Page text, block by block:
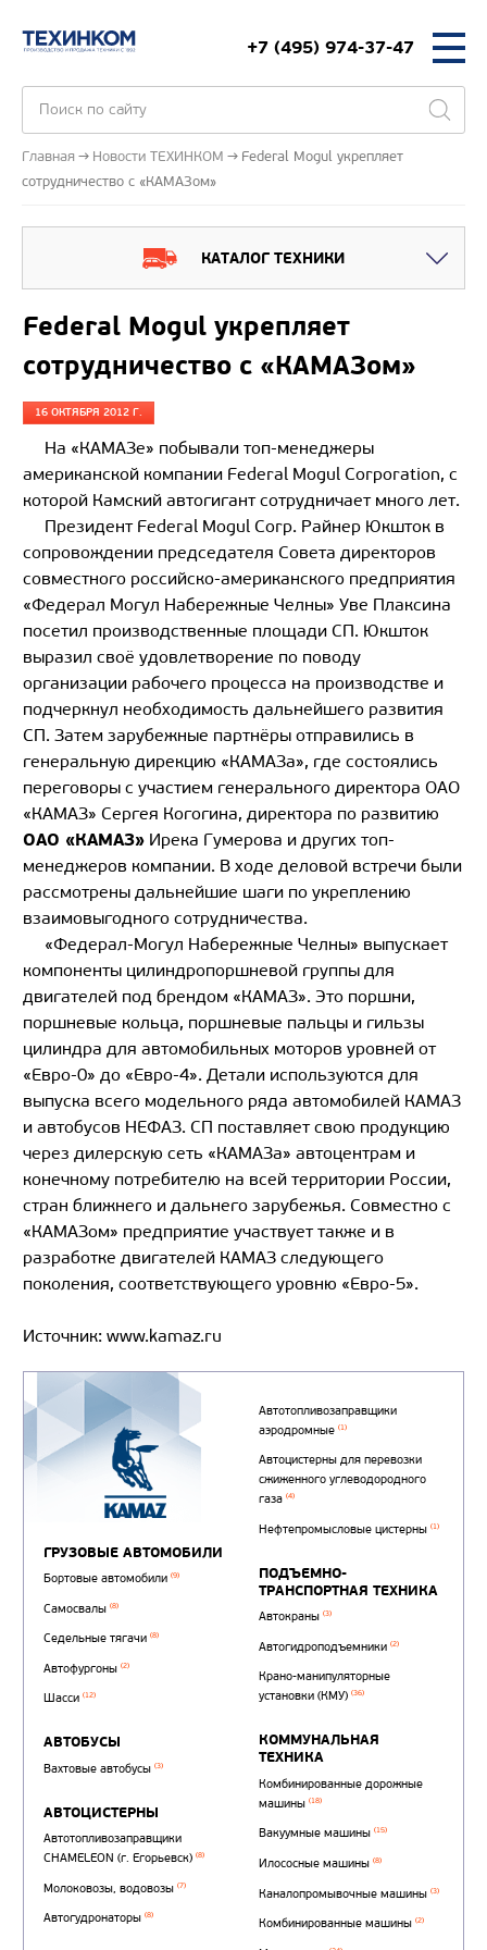
+7 (495) 974-37-47
Главная Новости ТЕХИНКОМ
Federal Mogul укрепляет
сотрудничество с «КАМАЗом»
КАТАЛОГ ТЕХНИКИ
Federal Mogul укрепляет
сотрудничество с «КАМАЗом»
16 ОКТЯБРЯ 2012 Г.
На «КАМАЗе» побывали топ-менеджеры
американской компании Federal Mogul Corporation, с
которой Камский автогигант сотрудничает много лет.
Президент Federal Mogul Corp. Райнер Юкшток в
сопровождении председателя Совета директоров
совместного российско-американского предприятия
«Федерал Могул Набережные Челны» Уве Плаксина
посетил производственные площади СП. Юкшток
выразил своё удовлетворение по поводу
организации рабочего процесса на производстве и
подчеркнул необходимость дальнейшего развития
СП. Затем зарубежные партнёры отправились в
генеральную дирекцию «КАМАЗа», где состоялись
переговоры с участием генерального директора ОАО
«КАМАЗ» Сергея Когогина, директора по развитию
ОАО «КАМАЗ» Ирека Гумерова и других топ-
менеджеров компании. В ходе деловой встречи были
рассмотрены дальнейшие шаги по укреплению
взаимовыгодного сотрудничества.
«Федерал-Могул Набережные Челны» выпускает
компоненты цилиндропоршневой группы для
двигателей под брендом «КАМАЗ». Это поршни,
поршневые кольца, поршневые пальцы и гильзы
цилиндра для автомобильных моторов уровней от
«Евро-0» до «Евро-4». Детали используются для
выпуска всего модельного ряда автомобилей КАМАЗ
и автобусов НЕФАЗ. СП поставляет свою продукцию
через дилерскую сеть «КАМАЗа» автоцентрам и
конечному потребителю на всей территории России,
стран ближнего и дальнего зарубежья. Совместно с
«КАМАЗом» предприятие участвует также и в
разработке двигателей КАМАЗ следующего
поколения, соответствующего уровню «Евро-5».
Источник: www.kamaz.ru
аэродромные
Автоцистерны для
(4)